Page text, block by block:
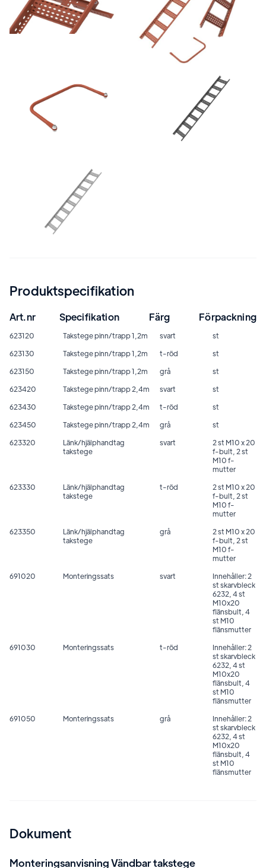
Produktspecifikation
Art.nr Specifikation Färg Förpackning
623120 Takstege pinn/trapp 1,2m svart
st
623130
Takstege pinn/trapp 1,2m t-röd
st
623150
Takstege pinn/trapp 1,2m grå
st
623420
Takstege pinn/trapp 2,4m svart
st
623430
Takstege pinn/trapp 2,4m t-röd
st
623450
Takstege pinn/trapp 2,4m grå
st
623320
Länk/hjälphandtag
takstege
svart
2 st M10 x 20
f-bult, 2 st
M10 f-
mutter
623330
Länk/hjälphandtag
takstege
t-röd
2 st M10 x 20
f-bult, 2 st
M10 f-
mutter
623350
Länk/hjälphandtag
takstege
grå
2 st M10 x 20
f-bult, 2 st
M10 f-
mutter
691020
Monteringssats svart
Innehåller: 2
st skarvbleck
6232, 4 st
M10x20
flänsbult, 4
st M10
flänsmutter
691030
Monteringssats t-röd
Innehåller: 2
st skarvbleck
6232, 4 st
M10x20
flänsbult, 4
st M10
flänsmutter
691050
Monteringssats grå
Innehåller: 2
st skarvbleck
6232, 4 st
M10x20
flänsbult, 4
st M10
flänsmutter
Dokument
Monteringsanvisning Vändbar takstege